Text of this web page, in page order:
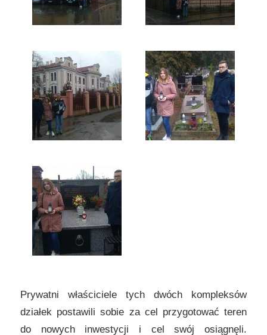
Prywatni właściciele tych dwóch kompleksów
działek postawili sobie za cel przygotować teren
do nowych inwestycji i cel swój osiągnęli.